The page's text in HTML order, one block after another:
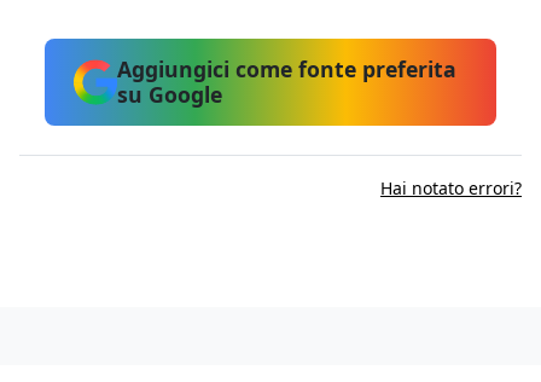
Aggiungici come fonte preferita
su Google
Hai notato errori?